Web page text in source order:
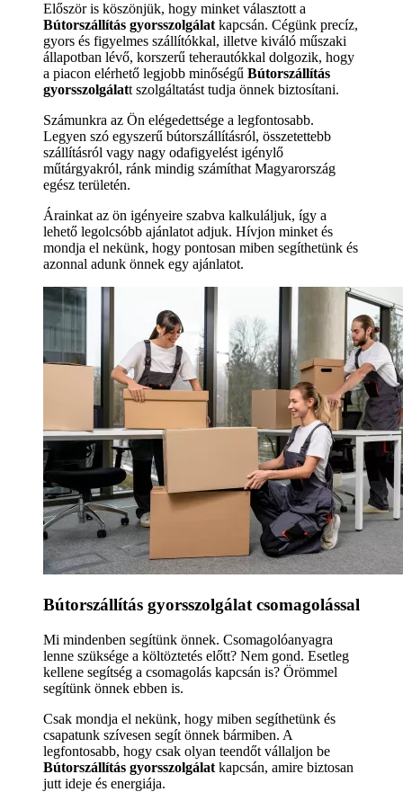
Először is köszönjük, hogy minket választott a
Bútorszállítás gyorsszolgálatkapcsán. Cégünk precíz,
gyors és figyelmes szállítókkal, illetve kiváló műszaki
állapotban lévő, korszerű teherautókkal dolgozik, hogy
a piacon elérhető legjobb minőségű Bútorszállítás
gyorsszolgálatt szolgáltatást tudja önnek biztosítani.
Számunkra az Ön elégedettsége a legfontosabb.
Legyen szó egyszerű bútorszállításról, összetettebb
szállításról vagy nagy odafigyelést igénylő
műtárgyakról, ránk mindig számíthat Magyarország
egész területén.
Árainkat az ön igényeire szabva kalkuláljuk, így a
lehető legolcsóbb ajánlatot adjuk. Hívjon minket és
mondja el nekünk, hogy pontosan miben segíthetünk és
azonnal adunk önnek egy ajánlatot.
Bútorszállítás gyorsszolgálat csomagolással
Mi mindenben segítünk önnek. Csomagolóanyagra
lenne szüksége a költöztetés előtt? Nem gond. Esetleg
kellene segítség a csomagolás kapcsán is? Örömmel
segítünk önnek ebben is.
Csak mondja el nekünk, hogy miben segíthetünk és
csapatunk szívesen segít önnek bármiben. A
legfontosabb, hogy csak olyan teendőt vállaljon be
Bútorszállítás gyorsszolgálat kapcsán, amire biztosan
jutt ideje és energiája.